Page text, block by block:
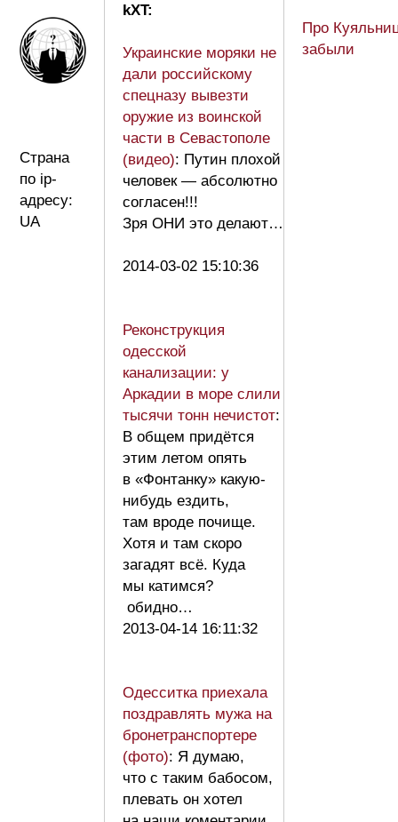
Страна
по ip-
адресу:
UA
kXT:
Украинские моряки не
дали российскому
спецназу вывезти
оружие из воинской
части в Севастополе
(видео): Путин плохой
человек — абсолютно
согласен!!!
Зря ОНИ это делают…
2014-03-02 15:10:36
Реконструкция
одесской
канализации: у
Аркадии в море слили
тысячи тонн нечистот:
В общем придётся
этим летом опять
в «Фонтанку» какую-
нибудь ездить,
там вроде почище.
Хотя и там скоро
загадят всё. Куда
мы катимся?
обидно…
2013-04-14 16:11:32
Одесситка приехала
поздравлять мужа на
бронетранспортере
(фото): Я думаю,
что с таким бабосом,
плевать он хотел
Про
забыли